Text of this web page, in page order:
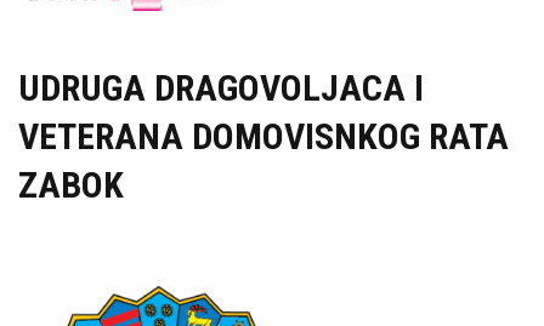
UDRUGA DRAGOVOLJACA I
VETERANA DOMOVISNKOG RATA
ZABOK